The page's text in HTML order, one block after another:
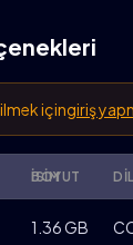
içingiriş
İSIM
BOYUT DIL
1.36 GB